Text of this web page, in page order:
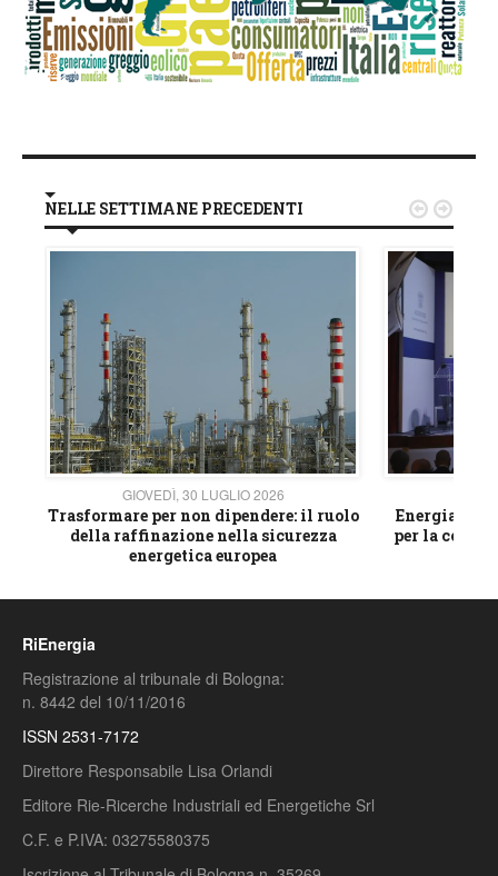
NELLE SETTIMANE PRECEDENTI
GIOVEDÌ, 30 LUGLIO 2026
Trasformare per non dipendere: il ruolo
della raffinazione nella sicurezza
energetica europea
Energia e
per la
 
RiEnergia
Registrazione al tribunale di Bologna:
n. 8442 del 10/11/2016
ISSN 2531-7172
Direttore Responsabile Lisa Orlandi
Editore Rie-Ricerche Industriali ed Energetiche Srl
C.F. e P.IVA: 03275580375